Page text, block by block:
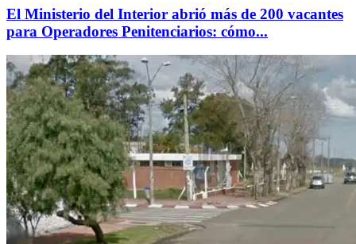
El Ministerio del Interior abrió más de 200 vacantes
para Operadores Penitenciarios: cómo...